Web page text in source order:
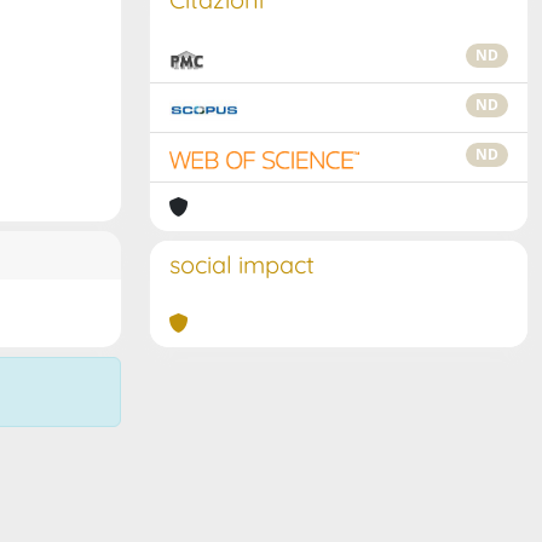
ND
ND
ND
social impact